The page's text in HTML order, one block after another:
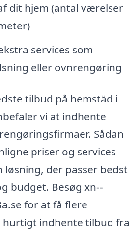
dit hjem (antal værelser
services som
eller ovnrengøring
tilbud på hemstäd i
vi at indhente
Sådan
priser og services
løsning, der passer bedst
budget. Besøg xn--
for at få flere
hurtigt indhente tilbud fra